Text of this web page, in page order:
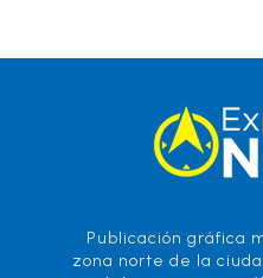
Publicación gráfica
zona norte de la